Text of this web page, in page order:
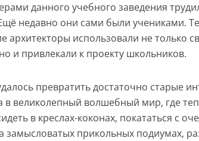
данного учебного заведения
недавно они сами были учениками.
архитекторы использовали не только
и привлекали к проекту школьников.
превратить достаточно старые
в великолепный волшебный мир, где
в креслах-коконах, покататься с
замысловатых прикольных подиумах,